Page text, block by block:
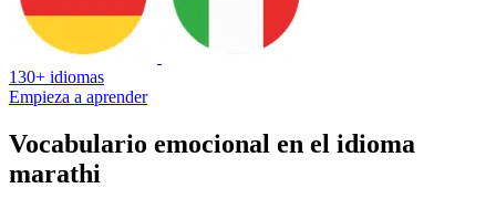
130+ idiomas
Empieza a aprender
Vocabulario emocional en el idioma
marathi